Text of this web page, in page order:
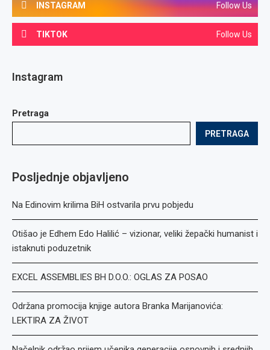
INSTAGRAM Follow Us
TIKTOK Follow Us
Instagram
Pretraga
PRETRAGA
Posljednje objavljeno
Na Edinovim krilima BiH ostvarila prvu pobjedu
Otišao je Edhem Edo Halilić – vizionar, veliki žepački humanist i
istaknuti poduzetnik
EXCEL ASSEMBLIES BH D.O.O.: OGLAS ZA POSAO
Održana promocija knjige autora Branka Marijanovića:
LEKTIRA ZA ŽIVOT